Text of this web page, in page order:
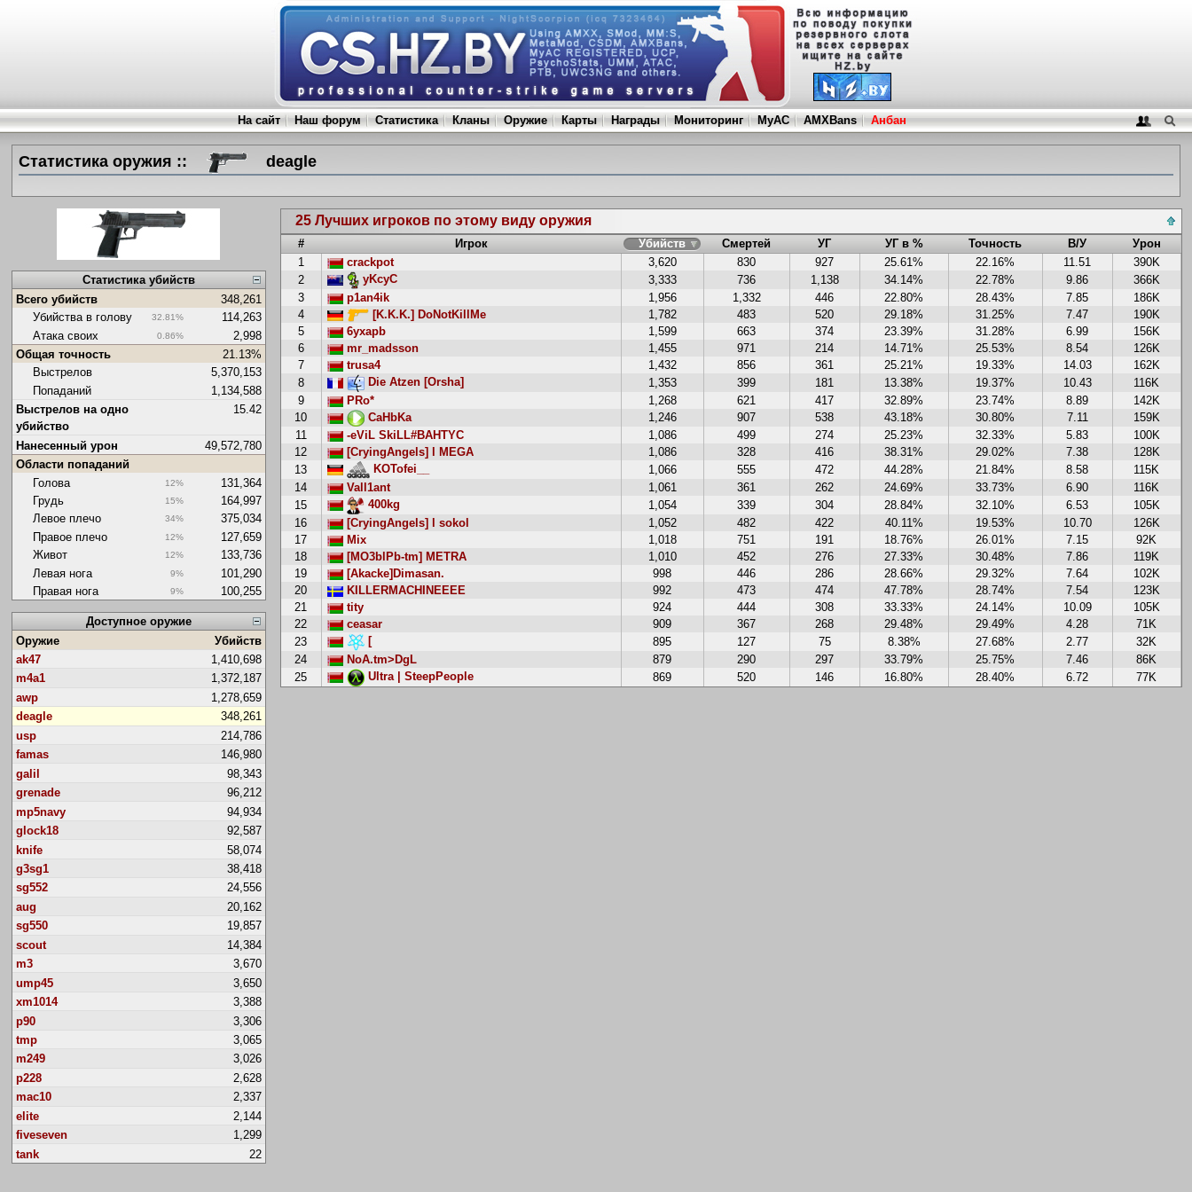
На сайт Наш форум Статистика Кланы Оружие Карты Награды Мониторинг MyAC AMXBans Анбан
Статистика оружия :: deagle
Статистика убийств
Всего убийств
348,261
Убийства в голову
32.81%
114,263
Атака своих
0.86%
2,998
Общая точность
21.13%
Выстрелов
5,370,153
Попаданий
1,134,588
Выстрелов на одно
убийство
15.42
Нанесенный урон
49,572,780
Области попаданий
Голова
12%
131,364
Грудь
15%
164,997
Левое плечо
34%
375,034
Правое плечо
12%
127,659
Живот
12%
133,736
Левая нога
9%
101,290
Правая нога
9% 100,255
Доступное оружие
Оружие
Убийств
ak47
1,410,698
m4a1
1,372,187
awp
1,278,659
deagle
348,261
usp
214,786
famas
146,980
galil
98,343
grenade
96,212
mp5navy
94,934
glock18
92,587
knife
58,074
g3sg1
38,418
sg552
24,556
aug
20,162
sg550
19,857
scout
14,384
m3
3,670
ump45
3,650
xm1014
3,388
p90
3,306
tmp
3,065
m249
3,026
p228
2,628
mac10
2,337
elite
2,144
fiveseven
1,299
tank
22
25 Лучших игроков по этому виду оружия
# Игрок Убийств Смертей УГ УГ в % Точность В/У
Урон
1
crackpot 3,620 830 927 25.61% 22.16% 11.51
390K
2
yKcyC 3,333 736 1,138 34.14% 22.78% 9.86
366K
3
p1an4ik 1,956 1,332 446 22.80% 28.43% 7.85
186K
4
[K.K.K.] DoNotKillMe 1,782 483 520 29.18% 31.25% 7.47
190K
5
6yxapb 1,599 663 374 23.39% 31.28% 6.99
156K
6
mr_madsson 1,455 971 214 14.71% 25.53% 8.54
126K
7
trusa4 1,432 856 361 25.21% 19.33% 14.03
162K
8
Die Atzen [Orsha] 1,353 399 181 13.38% 19.37% 10.43
116K
9
PRo* 1,268 621 417 32.89% 23.74% 8.89
142K
10
CaHbKa 1,246 907 538 43.18% 30.80% 7.11
159K
11
-eViL SkiLL#BAHTYC 1,086 499 274 25.23% 32.33% 5.83
100K
12
[CryingAngels] l MEGA 1,086 328 416 38.31% 29.02% 7.38
128K
13
KOTofei__ 1,066 555 472 44.28% 21.84% 8.58
115K
14
Vall1ant 1,061 361 262 24.69% 33.73% 6.90
116K
15
400kg 1,054 339 304 28.84% 32.10% 6.53
105K
16
[CryingAngels] l sokol 1,052 482 422 40.11% 19.53% 10.70
126K
17
Mix 1,018 751 191 18.76% 26.01% 7.15
92K
18
[MO3blPb-tm] METRA 1,010 452 276 27.33% 30.48% 7.86
119K
19
[Akacke]Dimasan. 998 446 286 28.66% 29.32% 7.64
102K
20
KILLERMACHINEEEE 992 473 474 47.78% 28.74% 7.54
123K
21
tity 924 444 308 33.33% 24.14% 10.09
105K
22
ceasar 909 367 268 29.48% 29.49% 4.28
71K
23
[ 895 127 75 8.38% 27.68% 2.77
32K
24
NoA.tm>DgL 879 290 297 33.79% 25.75% 7.46
86K
25
Ultra | SteepPeople 869 520 146 16.80% 28.40% 6.72 77K